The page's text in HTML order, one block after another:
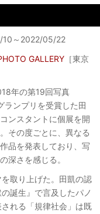
10～2022/05/22
GALLERY ［東京
年の第19回写真
ランプリを受賞した田
ンスタントに個展を開
その度ごとに、異なる
品を発表しており、写
深さを感じる。
取り上げた。田凱の認
誕生』で言及したパノ
れる「規律社会」は既